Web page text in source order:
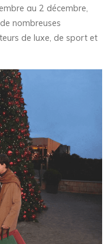
au 2 décembre,
nombreuses
de luxe, de sport et